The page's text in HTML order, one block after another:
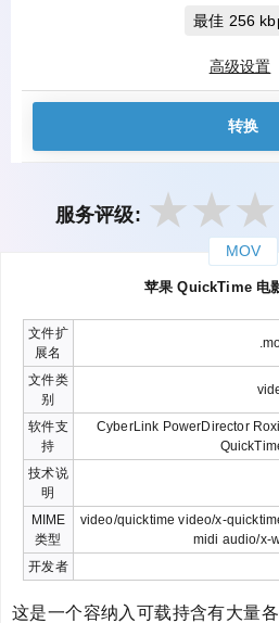
最佳 256
高级设置
转换
服务评级:
MOV
苹果 QuickTime 电
文件扩
展名
文件类
别
软件支
持
CyberLink PowerDirector
技术说
明
MIME
类型
video/quicktime video/x-
midi audio/x-
开发者
这是一个容纳入可载持含有大量